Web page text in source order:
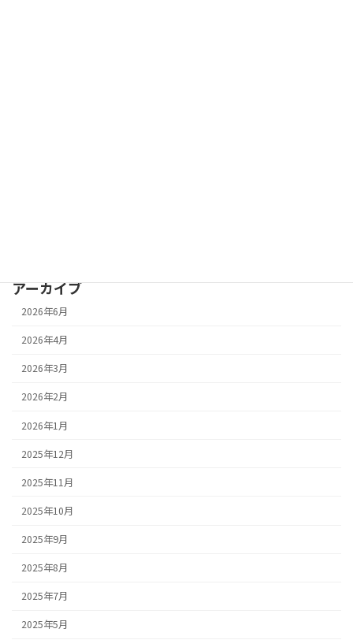
アーカイブ
2026年6月
2026年4月
2026年3月
2026年2月
2026年1月
2025年12月
2025年11月
2025年10月
2025年9月
2025年8月
2025年7月
2025年5月